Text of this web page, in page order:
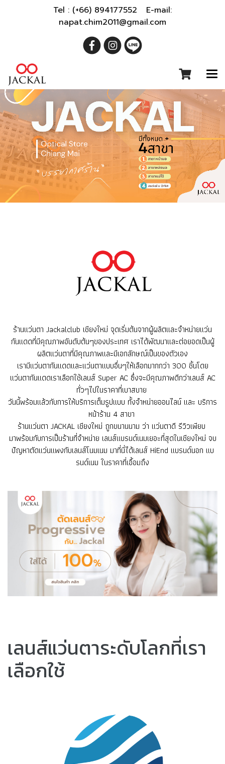
Tel : (+66) 894177552 E-mail:
napat.chim2011@gmail.com
ร้านแว่นตา Jackalclub เชียงใหม่ จุดเริ่มต้นจากผู้ผลิตและจำหน่ายแว่น
กันแดดที่มีคุณภาพอันดับต้นๆของประเทศ เราได้พัฒนาและต่อยอดเป็นผู้
ผลิตแว่นตาที่มีคุณภาพและมีเอกลักษณ์เป็นของตัวเอง
เรามีแว่นตากันแดดและแว่นตาแบบอื่นๆให้เลือกมากกว่า 300 ชิ้นโดย
แว่นตากันแดดเราเลือกใช้เลนส์ Super AC ซึ่งจะมีคุณภาพดีกว่าเลนส์ AC
ทั่วๆไปในราคาที่เบาสบาย
วันนี้พร้อมแล้วกับการให้บริการเต็มรูปแบบ ทั้งจำหน่ายออนไลน์ และ บริการ
หน้าร้าน 4 สาขา
ร้านแว่นตา JACKAL เชียงใหม่ ถูกขนานนาม ว่า แว่นตาดี รีวิวเพียบ
มาพร้อมกับการเป็นร้านที่จำหน่าย เลนส์แบรนด์เนมเยอะที่สุดในเชียงใหม่ จบ
ปัญหาตัดแว่นแพงกับเลนส์โนมเนม มาที่นี่ได้เลนส์ HiEnd แบรนด์นอก แบ
รนด์เนม ในราคาที่เอื้อมถึง
เลนส์แว่นตาระดับโลกที่เรา
เลือกใช้